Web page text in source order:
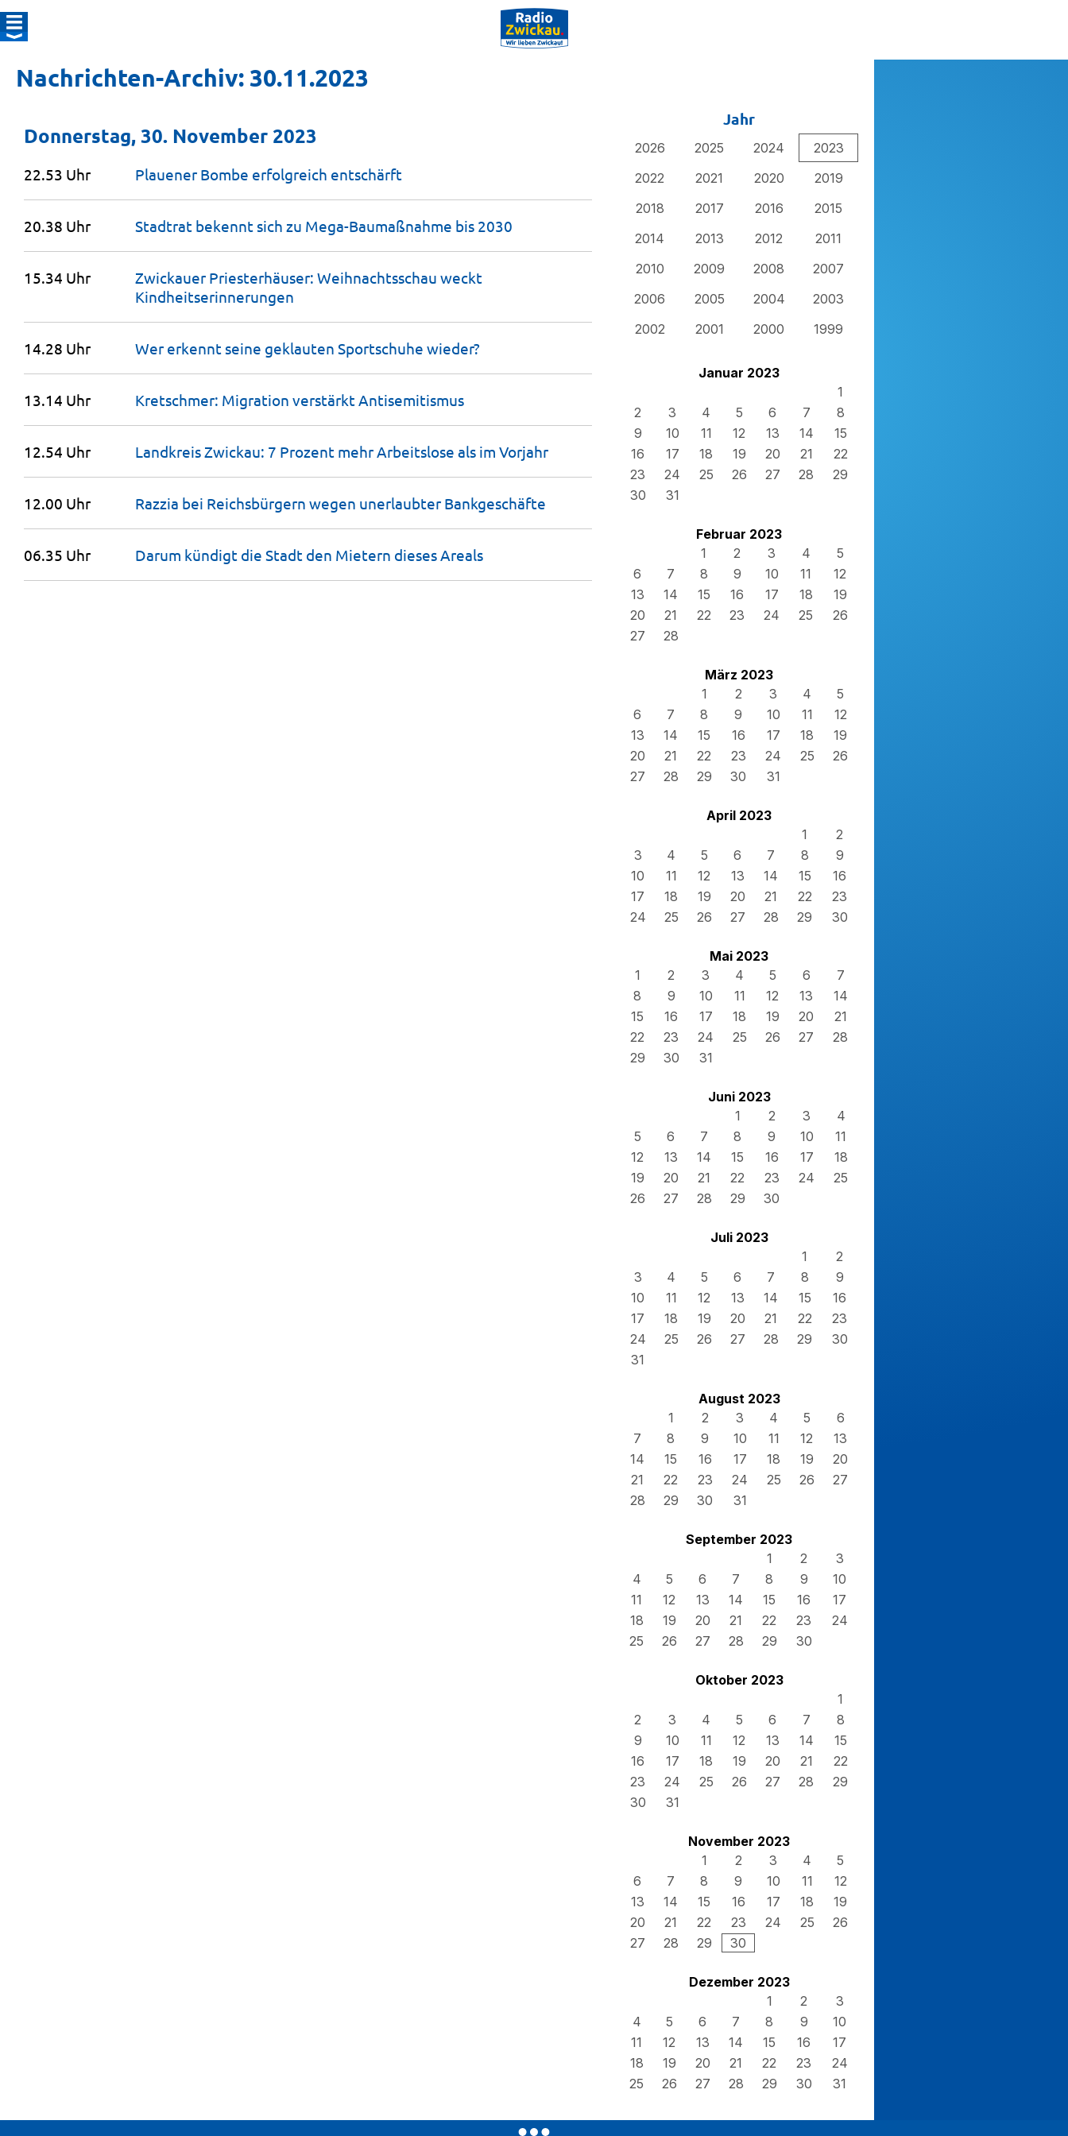
Nachrichten-Archiv: 30.11.2023
Jahr
2026 2025 2024
2023
2022
2021 2020
2019
2018
2017 2016
2015
2014
2013 2012
2011
2010
2009 2008
2007
2006
2005 2004
2003
2002
2001 2000 1999
Januar 2023
1
2
3 4 5 6 7
8
9
10 11 12 13 14
15
16
17 18 19 20 21
22
23
24 25 26 27 28
29
30
31
Februar 2023
1
2 3 4
5
6
7 8 9 10 11
12
13
14 15 16 17 18
19
20
21 22 23 24 25
26
27
28
März 2023
1
2 3 4
5
6
7 8 9 10 11
12
13
14 15 16 17 18
19
20
21 22 23 24 25
26
27
28 29 30 31
April 2023
1
2
3
4 5 6 7 8
9
10
11 12 13 14 15
16
17
18 19 20 21 22
23
24
25 26 27 28 29 30
Mai 2023
1
2 3 4 5 6
7
8
9 10 11 12 13
14
15
16 17 18 19 20
21
22
23 24 25 26 27
28
29
30 31
Juni 2023
1
2 3
4
5
6 7 8 9 10
11
12
13 14 15 16 17
18
19
20 21 22 23 24
25
26
27 28 29 30
Juli 2023
1
2
3
4 5 6 7 8
9
10
11 12 13 14 15
16
17
18 19 20 21 22
23
24
25 26 27 28 29
30
31
August 2023
1
2 3 4 5
6
7
8 9 10 11 12
13
14
15 16 17 18 19
20
21
22 23 24 25 26
27
28
29 30 31
September 2023
1
2
3
4
5 6 7 8 9
10
11
12 13 14 15 16
17
18
19 20 21 22 23
24
25
26 27 28 29 30
Oktober 2023
1
2
3 4 5 6 7
8
9
10 11 12 13 14
15
16
17 18 19 20 21
22
23
24 25 26 27 28
29
30
31
November 2023
1
2 3 4
5
6
7 8 9 10 11
12
13
14 15 16 17 18
19
20
21 22 23 24 25
26
27
28 29 30
Dezember 2023
1
2
3
4
5 6 7 8 9
10
11
12 13 14 15 16
17
18
19 20 21 22 23
24
25
26 27 28 29 30 31
Donnerstag, 30. November 2023
22.53 Uhr Plauener Bombe erfolgreich entschärft
20.38 Uhr Stadtrat bekennt sich zu Mega-Baumaßnahme bis 2030
15.34 Uhr
Zwickauer Priesterhäuser: Weihnachtsschau weckt
Kindheitserinnerungen
14.28 Uhr Wer erkennt seine geklauten Sportschuhe wieder?
13.14 Uhr Kretschmer: Migration verstärktAntisemitismus
12.54 Uhr Landkreis Zwickau: 7 Prozent mehr Arbeitslose als im Vorjahr
12.00 Uhr Razzia bei Reichsbürgern wegen unerlaubter Bankgeschäfte
06.35 Uhr Darum kündigt die Stadt den Mietern diesesAreals